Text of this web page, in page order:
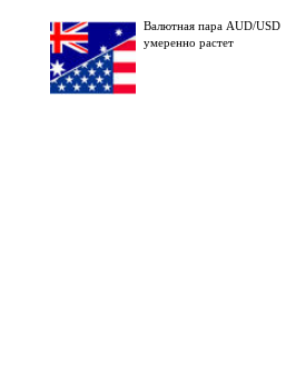
Валютная пара AUD/USD
умеренно растет